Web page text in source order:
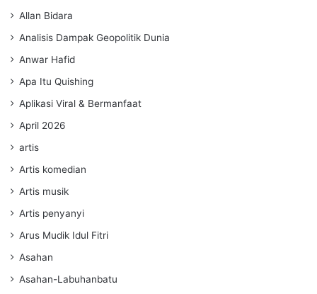
Allan Bidara
Analisis Dampak Geopolitik Dunia
Anwar Hafid
Apa Itu Quishing
Aplikasi Viral & Bermanfaat
April 2026
artis
Artis komedian
Artis musik
Artis penyanyi
Arus Mudik Idul Fitri
Asahan
Asahan-Labuhanbatu